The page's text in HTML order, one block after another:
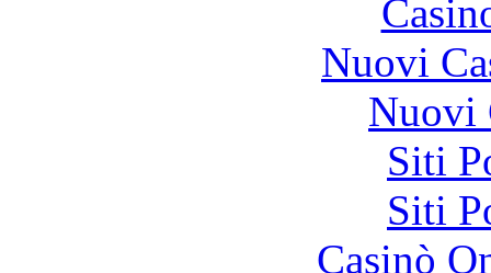
Nuovi
Nuovi
Siti
Siti
Casinò